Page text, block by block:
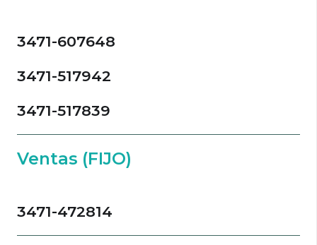
3471-607648
3471-517942
3471-517839
Ventas (FIJO)
3471-472814